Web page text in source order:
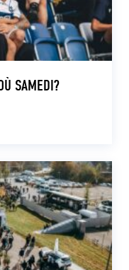
SAMEDI?